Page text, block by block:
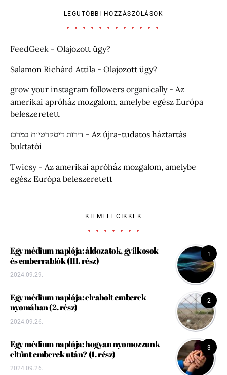
LEGUTÓBBI HOZZÁSZÓLÁSOK
FeedGeek - Olajozott ügy?
Salamon Richárd Attila - Olajozott ügy?
grow your instagram followers organically- Az
amerikai apróház mozgalom, amelybe egész Európa
beleszeretett
דירות דיסקרטיות במרכז - Az újra-tudatos háztartás
buktatói
Twicsy- Az amerikai apróház mozgalom, amelybe
egész Európa beleszeretett
KIEMELT CIKKEK
1
Egy médium naplója: áldozatok, gyilkosok
és emberrablók (III. rész)
2024.09.29.
2
Egy médium naplója: elrabolt emberek
nyomában (2. rész)
2024.09.26.
3
Egy médium naplója: hogyan nyomozzunk
eltűnt emberek után? (1. rész)
2024.09.26.